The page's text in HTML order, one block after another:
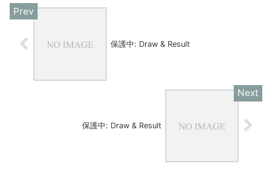
保護中: Draw & Result
保護中: Draw & Result